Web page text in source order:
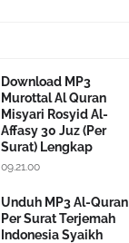
Download MP3
Murottal Al Quran
Misyari Rosyid Al-
Affasy 30 Juz (Per
Surat) Lengkap
09.21.00
Unduh MP3 Al-Quran
Per Surat Terjemah
Indonesia Syaikh